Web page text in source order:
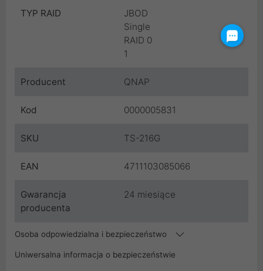
TYP RAID
JBOD
Single
RAID 0
1
Producent QNAP
Kod 0000005831
SKU TS-216G
EAN 4711103085066
Gwarancja
producenta
24 miesiące
Osoba odpowiedzialna i bezpieczeństwo
Uniwersalna informacja o bezpieczeństwie